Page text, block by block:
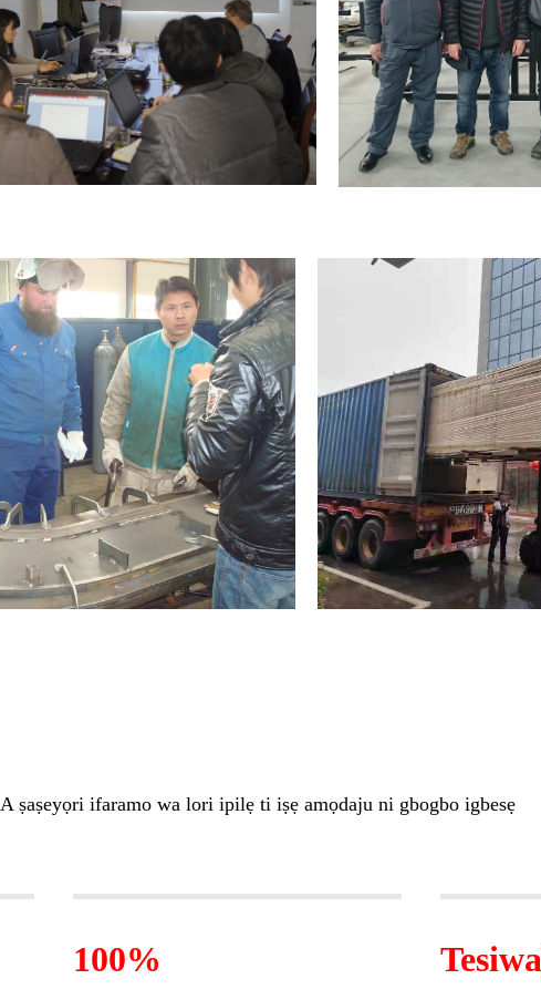
A ṣaṣeyọri ifaramo wa lori ipilẹ ti iṣẹ amọdaju ni gbogbo igbesẹ
100%